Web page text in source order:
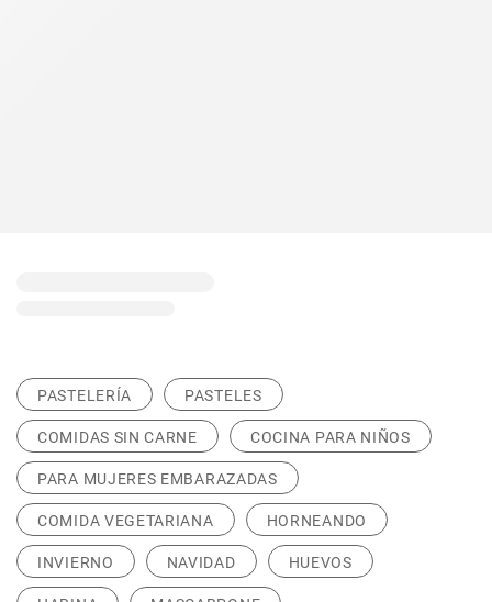
PASTELERÍA PASTELES
COMIDAS SIN CARNE COCINA PARA NIÑOS
PARA MUJERES EMBARAZADAS
COMIDA VEGETARIANA HORNEANDO
INVIERNO NAVIDAD HUEVOS